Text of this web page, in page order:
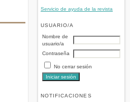
Servicio de ayuda de la revista
USUARIO/A
Nombre de
usuario/a
Contraseña
No cerrar sesión
NOTIFICACIONES